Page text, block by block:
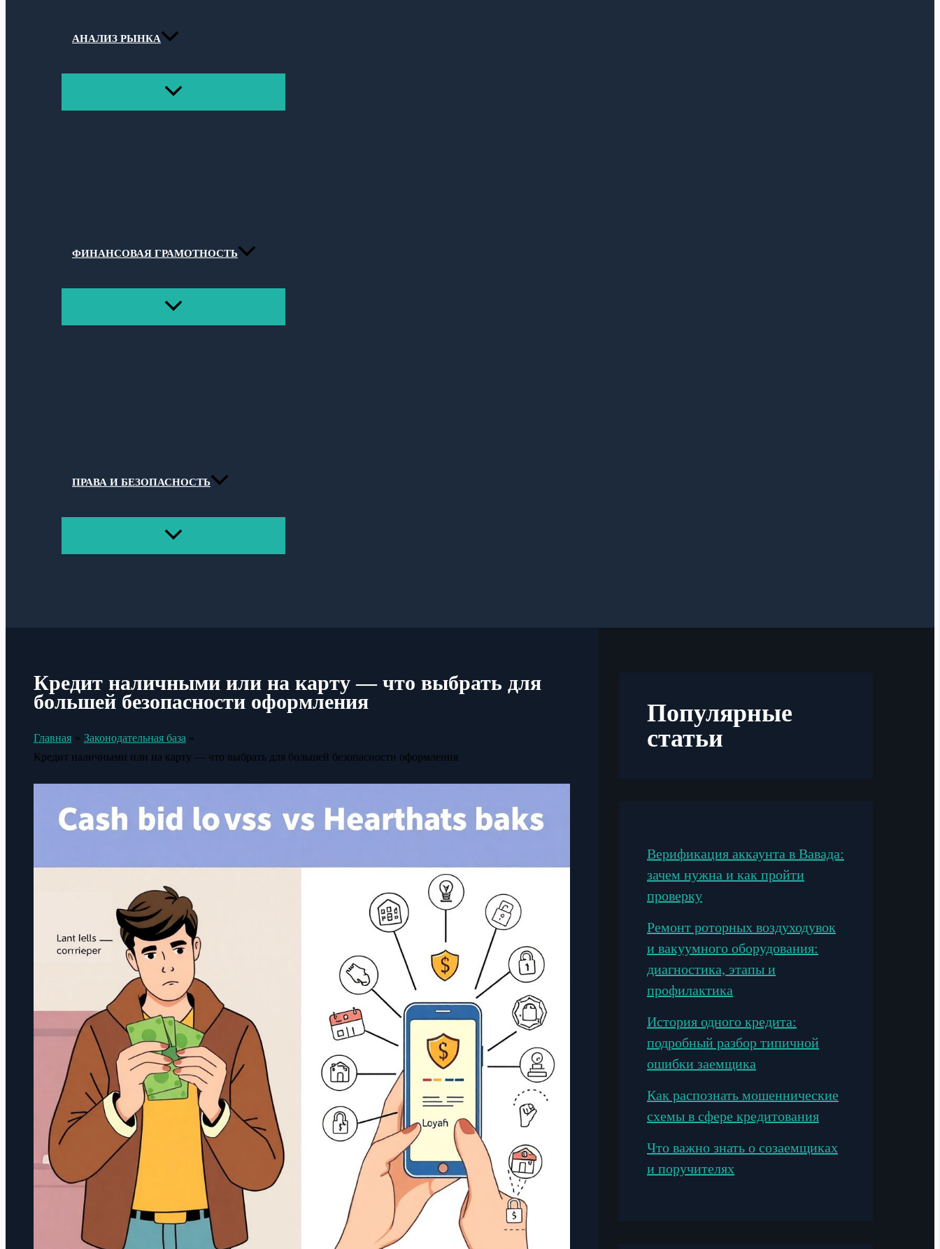
АНАЛИЗ РЫНКА
ПЕРЕКЛЮЧАТЕЛЬ
ФИНАНСОВАЯ ГРАМОТНОСТЬ
ПЕРЕКЛЮЧАТЕЛЬ
ПРАВА И БЕЗОПАСНОСТЬ
ПЕРЕКЛЮЧАТЕЛЬ
Кредит наличными или на карту — что выбрать для
большей безопасности оформления
Главная
Законодательная база
Кредит наличными или на карту — что выбрать для большей безопасности оформления
Популярные
статьи
Верификация аккаунта в Вавада:
зачем нужна и как пройти
проверку
Ремонт роторных воздуходувок
и вакуумного оборудования:
диагностика, этапы и
профилактика
История одного кредита:
подробный разбор типичной
ошибки заемщика
Как распознать мошеннические
схемы в сфере кредитования
Что важно знать о созаемщиках
и поручителях